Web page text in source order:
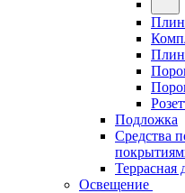
Подложка
Средства
Террасная
Освещение